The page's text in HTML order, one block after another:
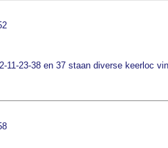
11-23-38 en 37 staan diverse keerloc